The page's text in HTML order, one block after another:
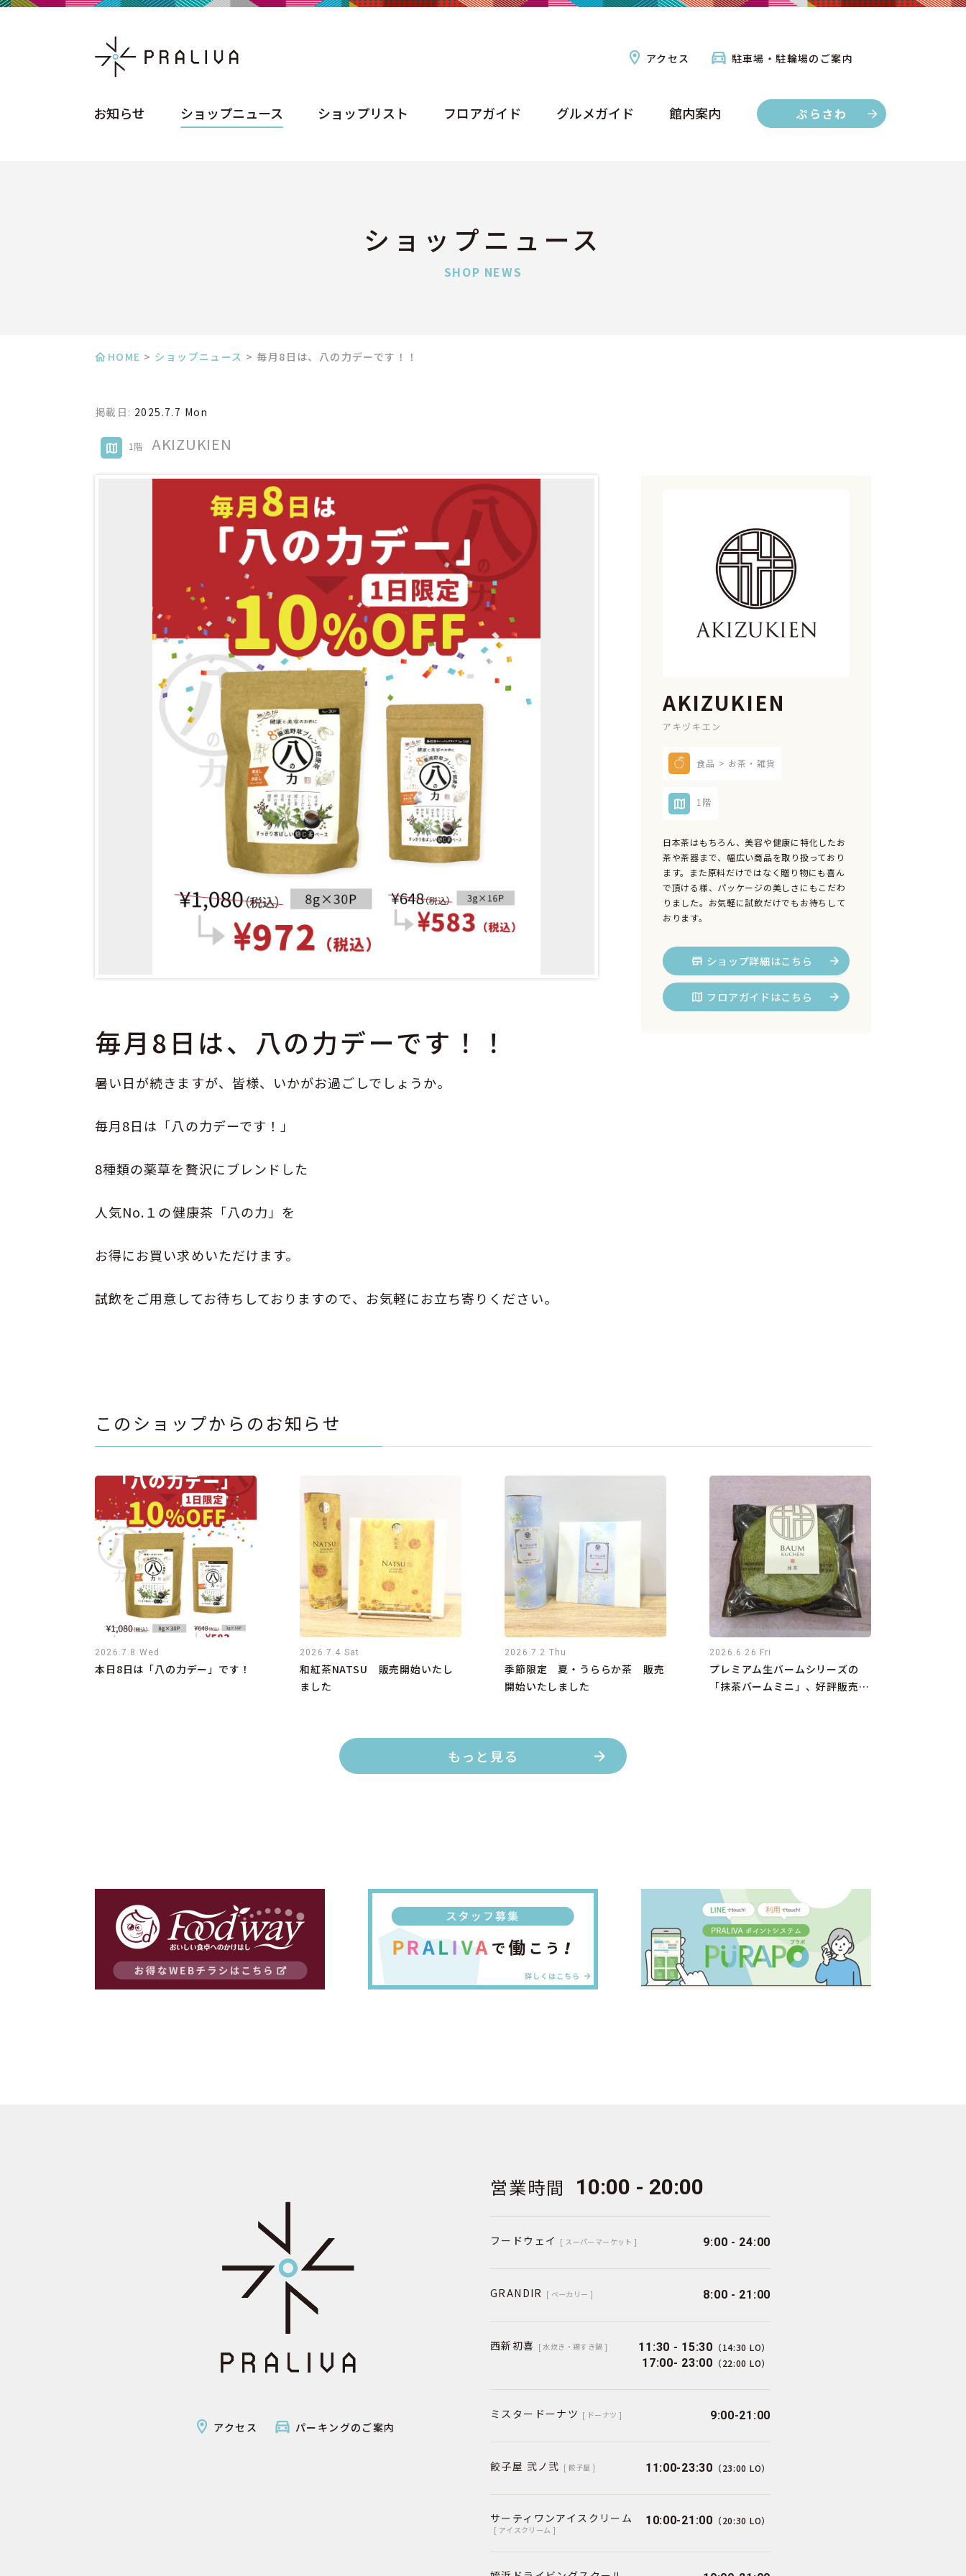
アクセス 駐車場・駐輪場のご案内
お知らせ ショップニュース ショップリスト フロアガイド グルメガイド 館内案内 ぷらさわ
ショップニュース
SHOP NEWS
HOME > ショップニュース > 毎月8日は、八の力デーです！！
掲載日: 2025.7.7 Mon
1階 AKIZUKIEN
毎月8日は、八の力デーです！！
暑い日が続きますが、皆様、いかがお過ごしでしょうか。
毎月8日は「八の力デーです！」
8種類の薬草を贅沢にブレンドした
人気No.１の健康茶「八の力」を
お得にお買い求めいただけます。
試飲をご用意してお待ちしておりますので、お気軽にお立ち寄りください。
AKIZUKIEN
アキヅキエン
食品 > お茶・雑貨
1階
日本茶はもちろん、美容や健康に特化したお
茶や茶器まで、幅広い商品を取り扱っており
ます。また原料だけではなく贈り物にも喜ん
で頂ける様、パッケージの美しさにもこだわ
りました。お気軽に試飲だけでもお待ちして
おります。
ショップ詳細はこちら
フロアガイドはこちら
このショップからのお知らせ
2026.7.8 Wed
本日8日は「八の力デー」です！
2026.7.4 Sat
和紅茶NATSU 販売開始いたし
ました
2026.7.2 Thu
季節限定 夏・うららか茶 販売
開始いたしました
2026.6.26 Fri
プレミアム生バームシリーズの
「抹茶バームミニ」、好評販売中
もっと見る
アクセス パーキングのご案内
営業時間 10:00 - 20:00
フードウェイ [ スーパーマーケット ] 9:00 - 24:00
GRANDIR [ ベーカリー ] 8:00 - 21:00
西新初喜 [ 水炊き・鶏すき鍋 ] 11:30 - 15:30 （14:30 LO）
17:00- 23:00 （22:00 LO）
ミスタードーナツ [ ドーナツ ] 9:00-21:00
餃子屋 弐ノ弐 [ 餃子屋 ] 11:00-23:30 （23:00 LO）
サーティワンアイスクリーム
[ アイスクリーム ]
10:00-21:00 （20:30 LO）